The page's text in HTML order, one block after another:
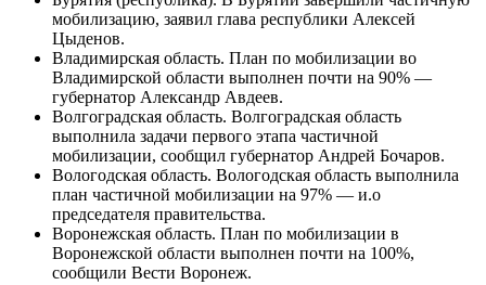
большого числа добровольцев.
Курская область. Курская область завершает частичную
мобилизацию и формирование частей территориальной
обороны — губернатор Роман Старовойт.
Марий Эл (республика). Власти Марий Эл заявили о
выполнении задания Минобороны России по частичной
мобилизации резервистов, говорится в заявлении пресс-
службы главы республики.
Мордовия (республика). В Мордовии сообщили, что
выполнили задачи первого этапа частичной
мобилизации.
Московская область. 203 человека планируют
мобилизовать в городском округе Чехов.
Мурманская область. В Мурманской области призовут